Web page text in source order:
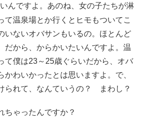
んですよ。あのね、女の子たちが淋
て温泉場とか行くとヒモもついてこ
いないオバサンもいるの。ほとんど
だから、からかいたいんですよ。温
て僕は23～25歳ぐらいだから、オバ
かわいかったとは思いますよ。で、
られて、なんていうの？ まわし？
ゃったんですか？